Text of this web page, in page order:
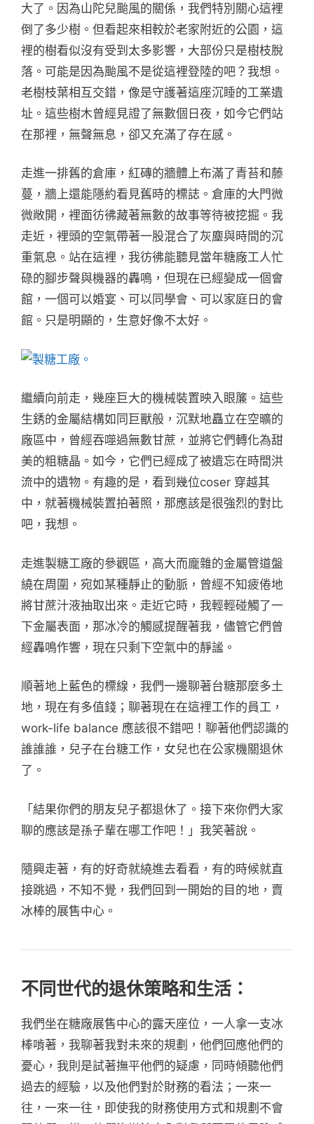
大了。因為山陀兒颱風的關係，我們特別關心這裡
倒了多少樹。但看起來相較於老家附近的公園，這
裡的樹看似沒有受到太多影響，大部份只是樹枝脫
落。可能是因為颱風不是從這裡登陸的吧？我想。
老樹枝葉相互交錯，像是守護著這座沉睡的工業遺
址。這些樹木曾經見證了無數個日夜，如今它們站
在那裡，無聲無息，卻又充滿了存在感。
走進一排舊的倉庫，紅磚的牆體上布滿了青苔和藤
蔓，牆上還能隱約看見舊時的標誌。倉庫的大門微
微敞開，裡面彷彿藏著無數的故事等待被挖掘。我
走近，裡頭的空氣帶著一股混合了灰塵與時間的沉
重氣息。站在這裡，我彷彿能聽見當年糖廠工人忙
碌的腳步聲與機器的轟鳴，但現在已經變成一個會
館，一個可以婚宴、可以同學會、可以家庭日的會
館。只是明顯的，生意好像不太好。
繼續向前走，幾座巨大的機械裝置映入眼簾。這些
生銹的金屬結構如同巨獸般，沉默地矗立在空曠的
廠區中，曾經吞噬過無數甘蔗，並將它們轉化為甜
美的粗糖晶。如今，它們已經成了被遺忘在時間洪
流中的遺物。有趣的是，看到幾位coser 穿越其
中，就著機械裝置拍著照，那應該是很強烈的對比
吧，我想。
走進製糖工廠的參觀區，高大而龐雜的金屬管道盤
繞在周圍，宛如某種靜止的動脈，曾經不知疲倦地
將甘蔗汁液抽取出來。走近它時，我輕輕碰觸了一
下金屬表面，那冰冷的觸感提醒著我，儘管它們曾
經轟鳴作響，現在只剩下空氣中的靜謐。
順著地上藍色的標線，我們一邊聊著台糖那麼多土
地，現在有多值錢；聊著現在在這裡工作的員工，
work-life balance 應該很不錯吧！聊著他們認識的
誰誰誰，兒子在台糖工作，女兒也在公家機關退休
了。
「結果你們的朋友兒子都退休了。接下來你們大家
聊的應該是孫子輩在哪工作吧！」我笑著說。
隨興走著，有的好奇就繞進去看看，有的時候就直
接跳過，不知不覺，我們回到一開始的目的地，賣
冰棒的展售中心。
不同世代的退休策略和生活：
我們坐在糖廠展售中心的露天座位，一人拿一支冰
棒啃著，我聊著我對未來的規劃，他們回應他們的
憂心，我則是試著撫平他們的疑慮，同時傾聽他們
過去的經驗，以及他們對於財務的看法；一來一
往，一來一往，即使我的財務使用方式和規劃不會